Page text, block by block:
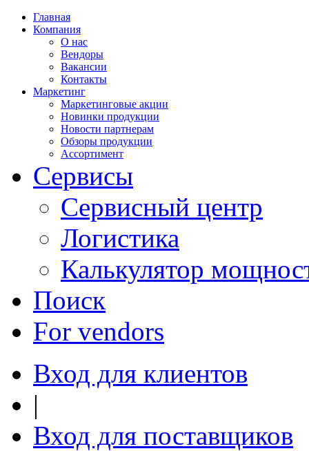
Главная
Компания
О нас
Вендоры
Вакансии
Контакты
Маркетинг
Маркетинговые акции
Новинки продукции
Новости партнерам
Обзоры продукции
Ассортимент
Сервисы
Сервисный центр
Логистика
Калькулятор
Поиск
For vendors
Вход для клиентов
|
Вход для поставщиков